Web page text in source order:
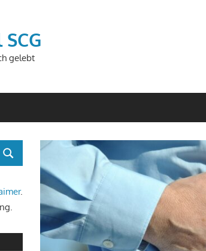
gelebt
SUCHEN
.